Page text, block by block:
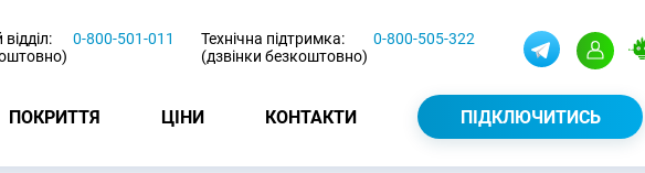
0-800-501-011
Технічна підтримка:
(дзвінки безкоштовно)
0-800-505-322
ПОКРИТТЯ ЦІНИ КОНТАКТИ ПІДКЛЮЧИТИСЬ